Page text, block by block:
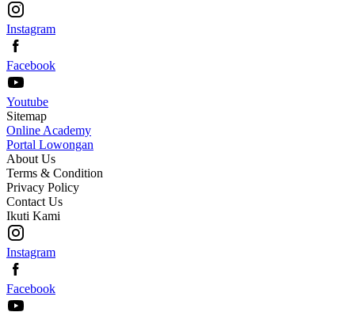
Instagram
Facebook
Youtube
Sitemap
Online Academy
Portal Lowongan
About Us
Terms & Condition
Privacy Policy
Contact Us
Ikuti Kami
Instagram
Facebook